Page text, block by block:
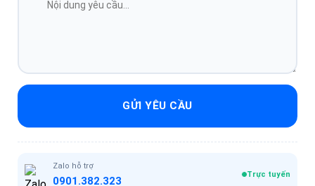
GỬI YÊU CẦU
Zalo hỗ trợ
0901.382.323 Trực tuyến